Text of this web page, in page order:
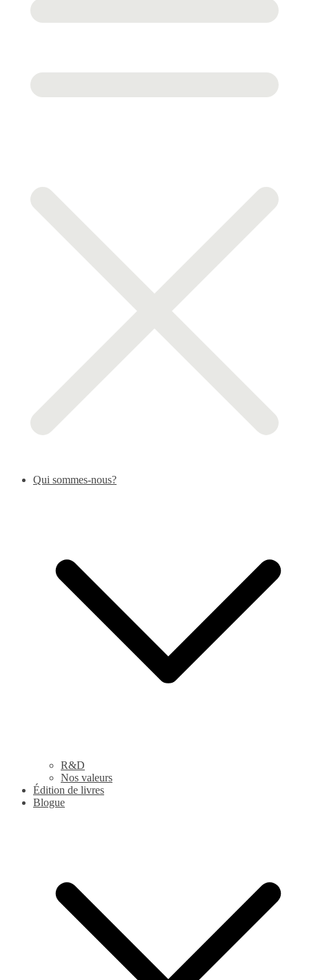
Qui sommes-nous?
R&D
Nos valeurs
Édition de livres
Blogue